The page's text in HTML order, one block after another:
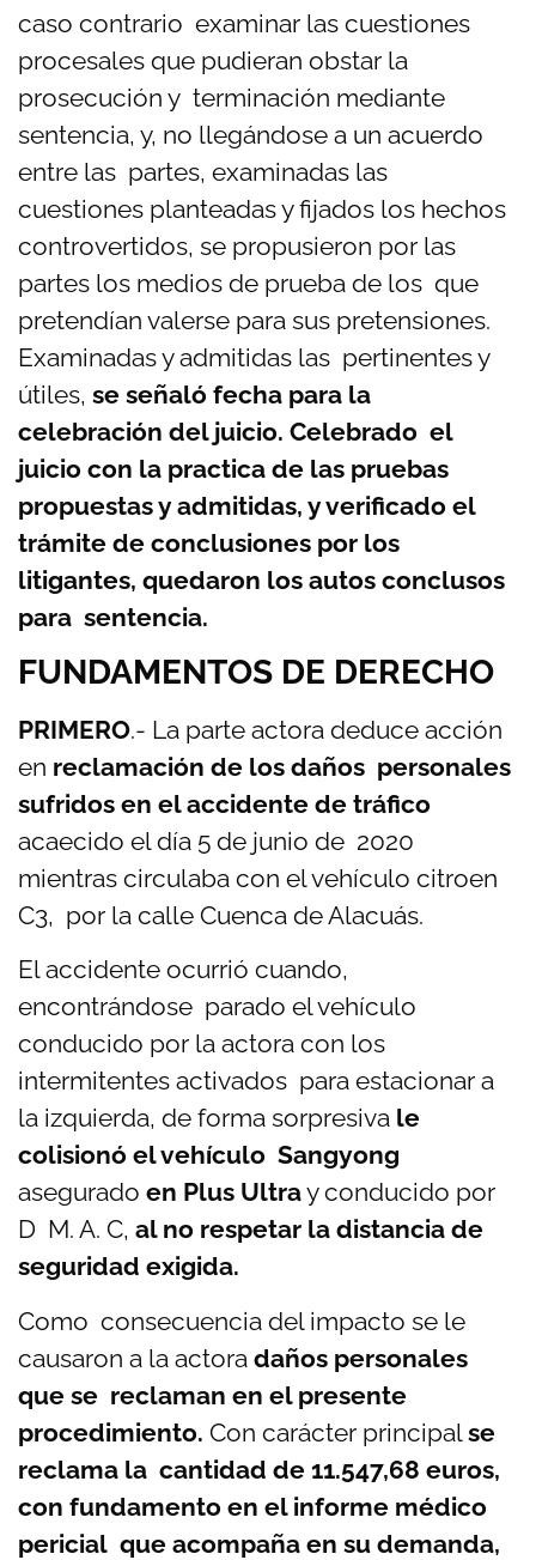
caso contrario examinar las cuestiones
procesales que pudieran obstar la
prosecución y terminación mediante
sentencia, y, no llegándose a un acuerdo
entre las partes, examinadas las
cuestiones planteadas y fijados los hechos
controvertidos, se propusieron por las
partes los medios de prueba de los que
pretendían valerse para sus pretensiones.
Examinadas y admitidas las pertinentes y
útiles, se señaló fecha para la
celebración del juicio. Celebrado el
juicio con la practica de las pruebas
propuestas y admitidas, y verificado el
trámite de conclusiones por los
litigantes, quedaron los autos conclusos
para sentencia.
FUNDAMENTOS DE DERECHO
PRIMERO.- La parte actora deduce acción
en reclamación de los daños personales
sufridos en el accidente de tráfico
acaecido el día 5 de junio de 2020
mientras circulaba con el vehículo citroen
C3, por la calle Cuenca de Alacuás.
El accidente ocurrió cuando,
encontrándose parado el vehículo
conducido por la actora con los
intermitentes activados para estacionar a
la izquierda, de forma sorpresiva le
colisionó el vehículo Sangyong
asegurado en Plus Ultray conducido por
D M. A. C, al no respetar la distancia de
seguridad exigida.
Como consecuencia del impacto se le
causaron a la actora daños personales
que se reclaman en el presente
procedimiento. Con carácter principalse
reclama la cantidad de 11.547,68 euros,
con fundamento en el informe médico
pericial que acompaña en su demanda,